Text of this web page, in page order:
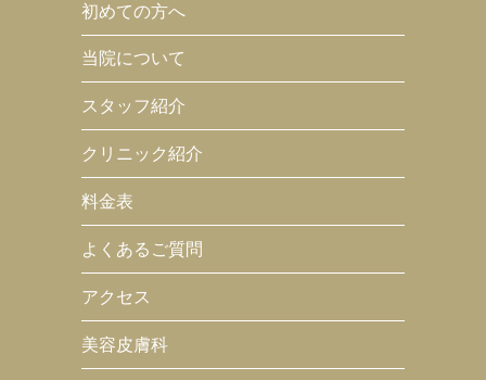
初めての方へ
当院について
スタッフ紹介
クリニック紹介
料金表
よくあるご質問
アクセス
美容皮膚科